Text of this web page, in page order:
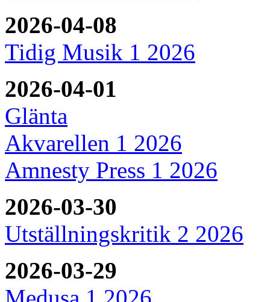
2026-04-08
Tidig Musik 1 2026
2026-04-01
Glänta
Akvarellen 1 2026
Amnesty Press 1 2026
2026-03-30
Utställningskritik 2 2026
2026-03-29